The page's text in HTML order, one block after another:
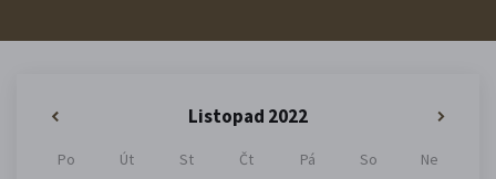
Listopad 2022
Po Út St Čt Pá So
Ne